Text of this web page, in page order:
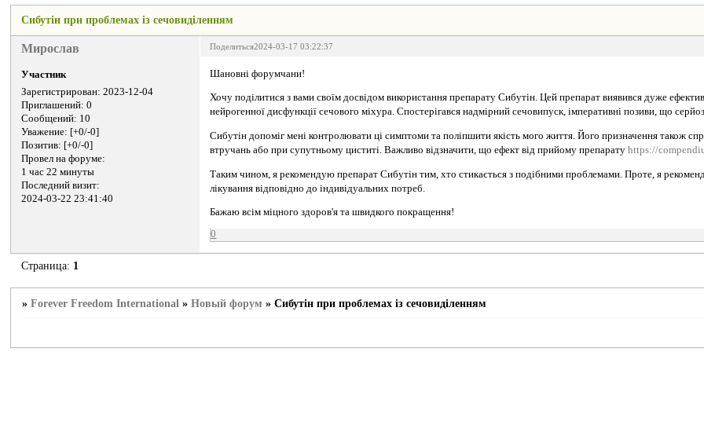
Сибутін при проблемах із сечовиділенням
Поделиться2024-03-17 03:22:37
Мирослав
Участник
Зарегистрирован: 2023-12-04
Приглашений: 0
Сообщений: 10
Уважение: [+0/-0]
Позитив: [+0/-0]
Провел на форуме:
1 час 22 минуты
Последний визит:
2024-03-22 23:41:40
Шановні форумчани!
Хочу поділитися з вами своїм досвідом використання препарату Сибутін. Цей препарат виявився дуже
нейрогенної дисфункції сечового міхура. Спостерігався надмірний сечовипуск, імперативні позиви, що
Сибутін допоміг мені контролювати ці симптоми та поліпшити якість мого життя. Його призначення також
втручань або при супутньому циститі. Важливо відзначити, що ефект від прийому препаратуhttps://
Таким чином, я рекомендую препарат Сибутін тим, хто стикається з подібними проблемами. Проте, я
лікування відповідно до індивідуальних потреб.
Бажаю всім міцного здоров'я та швидкого покращення!
0
Страница: 1
»Forever Freedom International »Новый форум »Сибутін при проблемах із сечовиділенням